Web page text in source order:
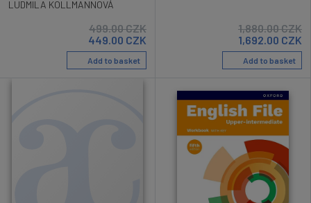
LUDMILA KOLLMANNOVÁ
499.00CZK
449.00 CZK
Add to basket
1,880.00CZK
1,692.00 CZK
Add to basket